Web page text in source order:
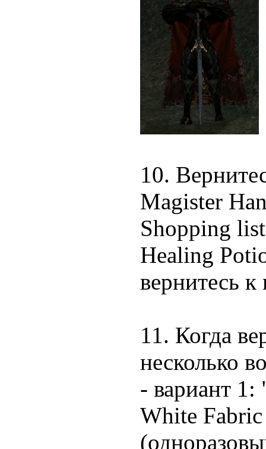
10.
Magister
Shopping
Healing
вернитесь к
11. Когда
несколько
- вариант
White